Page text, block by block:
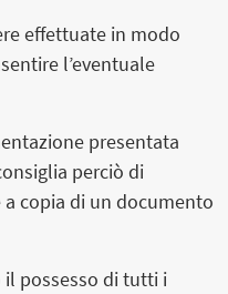
effettuate in modo
l’eventuale
presentata
perciò di
copia di un documento
il possesso di tutti i